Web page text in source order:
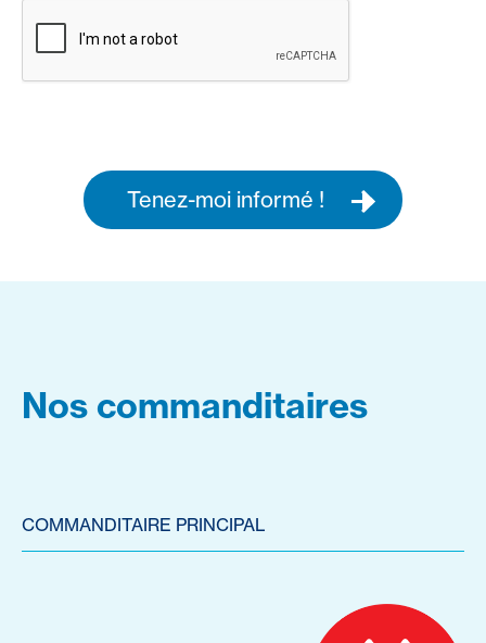
Tenez-moi informé !
Nos commanditaires
COMMANDITAIRE PRINCIPAL